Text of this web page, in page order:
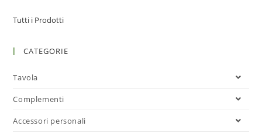
Tutti i Prodotti
CATEGORIE
Tavola
Complementi
Accessori personali